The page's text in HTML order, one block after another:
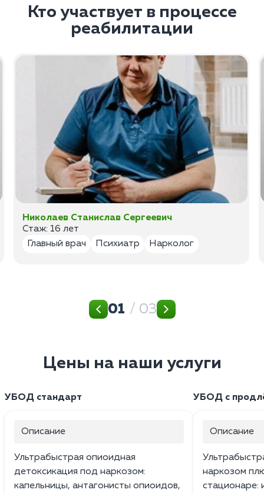
Кто участвует в процессе
реабилитации
Николаев Станислав Сергеевич
Стаж: 16 лет
Главный врач
Психиатр Нарколог
01 / 03
Цены на наши услуги
УБОД стандарт
Описание
Ультрабыстрая опиоидная
детоксикация под наркозом:
капельницы, антагонисты опиоидов,
УБОД с
Описание
наркозом
стационаре: